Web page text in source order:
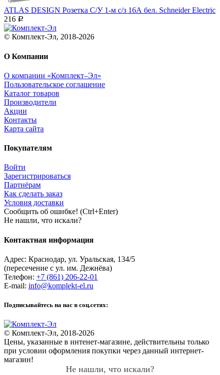
ATLAS DESIGN Розетка С/У 1-м с/з 16А бел. Schneider Electric
216 Р
© Комплект-Эл, 2018-2026
О Компании
О компании «Комплект–Эл»
Пользовательское соглашение
Каталог товаров
Производители
Акции
Контакты
Карта сайта
Покупателям
Войти
Зарегистрироваться
Партнёрам
Как сделать заказ
Условия доставки
Сообщить об ошибке! (Ctrl+Enter)
Не нашли, что искали?
Контактная информация
Адрес: Краснодар, ул. Уральская, 134/5
(пересечение с ул. им. Дежнёва)
Телефон: +7 (861) 206-22-01
E-mail: info@komplekt-el.ru
Подписывайтесь на нас в соц.сетях:
© Комплект-Эл, 2018-2026
Цены, указанные в интенет-магазине, действительны только
при условии оформления покупки через данный интернет-
магазин!
Не нашли, что искали?